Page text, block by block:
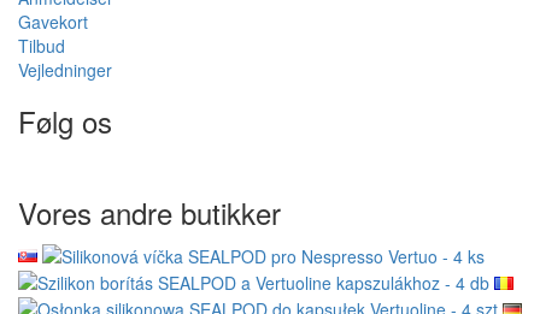
Gavekort
Tilbud
Vejledninger
Følg os
Vores andre butikker